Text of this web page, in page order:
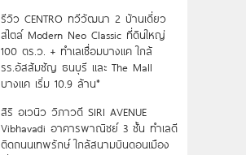
รีวิว CENTRO ทวีวัฒนา 2 บ้านเดี่ยว
สไตล์ Modern Neo Classic ที่ดินใหญ่
100 ตร.ว. + ทำเลเชื่อมบางแค ใกล้
รร.อัสสัมชัญ ธนบุรี และ The Mall
บางแค เริ่ม 10.9 ล้าน*
สิริ อเวนิว วิภาวดี SIRI AVENUE
Vibhavadi อาคารพาณิชย์ 3 ชั้น ทำเลดี
ติดถนนเทพรักษ์ ใกล้สนามบินดอนเมือง